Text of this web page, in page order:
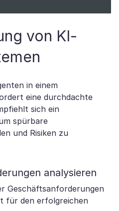
von KI-
in einem
eine durchdachte
sich ein
spürbare
und Risiken zu
analysieren
Geschäftsanforderungen
für den erfolgreichen